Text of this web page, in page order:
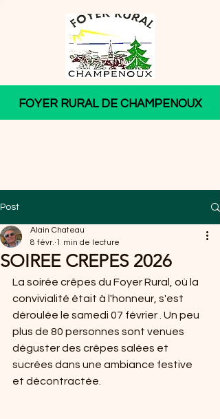
FOYER RURAL DE CHAMPENOUX
Post
SOIREE CREPES 2026
Alain Chateau
8 févr. 1 min de lecture
La soirée crêpes du Foyer Rural, où la
convivialité était à l'honneur, s'est
déroulée le samedi 07 février . Un peu
plus de 80 personnes sont venues
déguster des crêpes salées et
sucrées dans une ambiance festive
et décontractée.